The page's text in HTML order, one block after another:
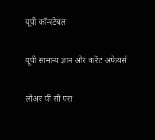
यूपी कॉन्स्टेबल
यूपी सामान्य ज्ञान और करेंट अफेयर्स
लोअर पी सी एस